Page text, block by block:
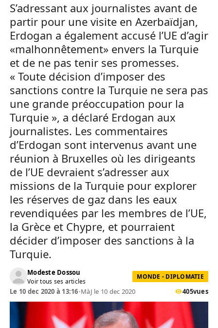
S’adressant aux journalistes avant de
partir pour une visite en Azerbaïdjan,
Erdogan a également accusé l’UE d’agir
«malhonnêtement» envers la Turquie
et de ne pas tenir ses promesses.
« Toute décision d’imposer des
sanctions contre la Turquie ne sera pas
une grande préoccupation pour la
Turquie », a déclaré Erdogan aux
journalistes. Les commentaires
d’Erdogan sont intervenus avant une
réunion à Bruxelles où les dirigeants
de l’UE devraient s’adresser aux
missions de la Turquie pour explorer
les réserves de gaz dans les eaux
revendiquées par les membres de l’UE,
la Grèce et Chypre, et pourraient
décider d’imposer des sanctions à la
Turquie.
Modeste Dossou
Voir tous ses articles
MONDE - DIPLOMATIE
Le 10 dec 2020 à 13:16•MàJ le 10 dec 2020 405vues